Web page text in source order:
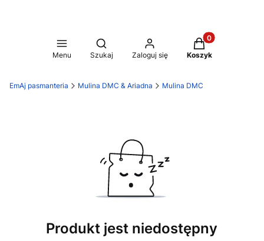
Menu
Otwórz wyszukiwarkę
Szukaj Zaloguj się
Produkty w
Koszyk
EmAj pasmanteria Mulina DMC & Ariadna Mulina DMC
Produkt jest niedostępny